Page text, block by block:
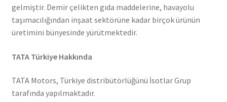
gelmiştir. Demir çelikten gıda maddelerine, havayolu
taşımacılığından inşaat sektörüne kadar birçok ürünün
üretimini bünyesinde yürütmektedir.
TATA Türkiye Hakkında
TATA Motors, Türkiye distribütörlüğünü İsotlar Grup
tarafında yapılmaktadır.